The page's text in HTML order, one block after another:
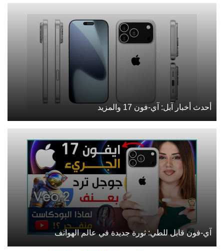
أحدث أخبار آبل: آي-فون 17 والمزيد
آي-فون قابل للطي: ثورة جديدة في عالم الهواتف